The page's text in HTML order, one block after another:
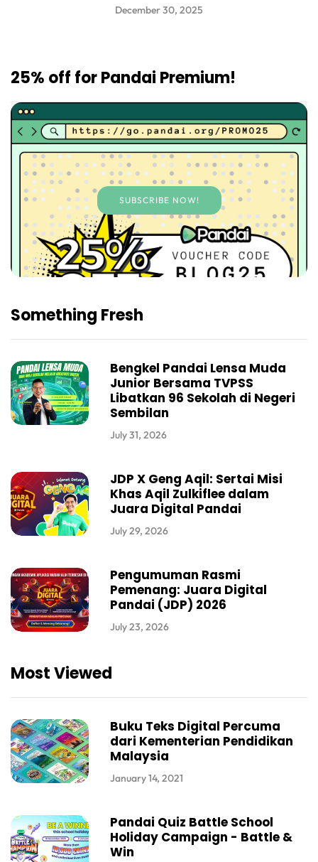
December 30, 2025
25% off for Pandai Premium!
SUBSCRIBE NOW!
Something Fresh
Bengkel Pandai Lensa Muda
Junior Bersama TVPSS
Libatkan 96 Sekolah di Negeri
Sembilan
July 31, 2026
JDP X Geng Aqil: Sertai Misi
Khas Aqil Zulkiflee dalam
Juara Digital Pandai
July 29, 2026
Pengumuman Rasmi
Pemenang: Juara Digital
Pandai (JDP) 2026
July 23, 2026
Most Viewed
Buku Teks Digital Percuma
dari Kementerian Pendidikan
Malaysia
January 14, 2021
Pandai Quiz Battle School
Holiday Campaign - Battle &
Win